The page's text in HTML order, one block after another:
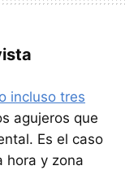
incluso tres
agujeros que
Es el caso
hora y zona